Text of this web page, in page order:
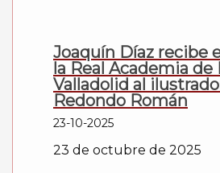
Joaquín Díaz recibe
la Real Academia de
Valladolid al
Redondo Román
23-10-2025
23 de octubre de 2025